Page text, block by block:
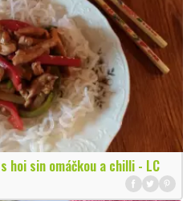
sin omáčkou a chilli - LC